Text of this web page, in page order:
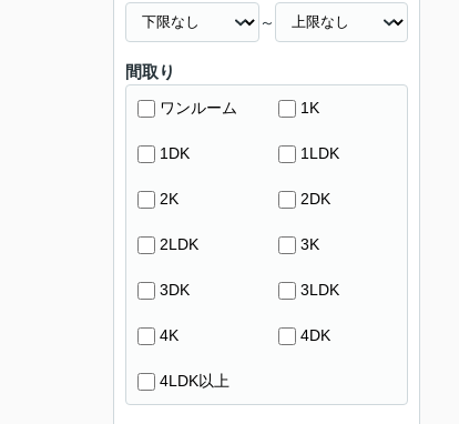
～
間取り
ワンルーム 1K
1DK 1LDK
2K 2DK
2LDK 3K
3DK 3LDK
4K 4DK
4LDK以上